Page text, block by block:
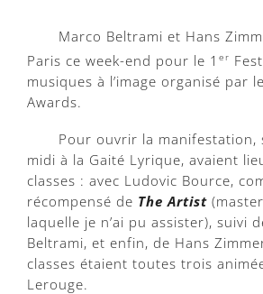
Marco Beltrami et Hans
Paris ce week-end pour le 1 er
musiques à l’image organisé par
Awards.
Pour ouvrir la manifestation,
midi à la Gaité Lyrique, avaient
classes : avec Ludovic Bource,
récompensé de The Artist
laquelle je n’ai pu assister), suivi
Beltrami, et enfin, de Hans
classes étaient toutes trois
Lerouge.